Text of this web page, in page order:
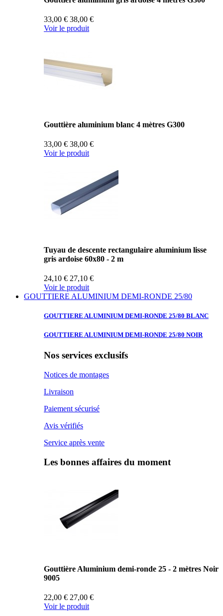
33,00 € 38,00 €
Voir le produit
Gouttière aluminium blanc 4 mètres G300
33,00 € 38,00 €
Voir le produit
Tuyau de descente rectangulaire aluminium lisse
gris ardoise 60x80 - 2 m
24,10 € 27,10 €
Voir le produit
GOUTTIERE ALUMINIUM DEMI-RONDE 25/80
GOUTTIERE ALUMINIUM DEMI-RONDE 25/80 BLANC
GOUTTIERE ALUMINIUM DEMI-RONDE 25/80 NOIR
Nos services exclusifs
Notices de montages
Livraison
Paiement sécurisé
Avis vérifiés
Service après vente
Les bonnes affaires du moment
Gouttière Aluminium demi-ronde 25 - 2 mètres Noir
9005
22,00 € 27,00 €
Voir le produit